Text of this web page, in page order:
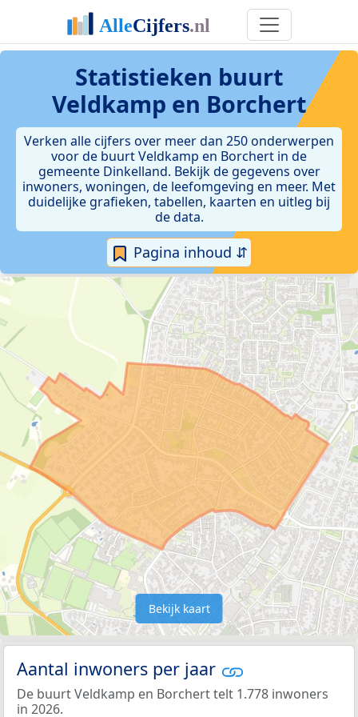
Statistieken buurt
Veldkamp en Borchert
Verken alle cijfers over meer dan 250 onderwerpen
voor de buurt Veldkamp en Borchert in de
gemeente Dinkelland. Bekijk de gegevens over
inwoners, woningen, de leefomgeving en meer. Met
duidelijke grafieken, tabellen, kaarten en uitleg bij
de data.
Pagina inhoud ⇵
Bekijk kaart
Aantal inwoners per jaar
De buurt Veldkamp en Borchert telt 1.778 inwoners
in 2026.